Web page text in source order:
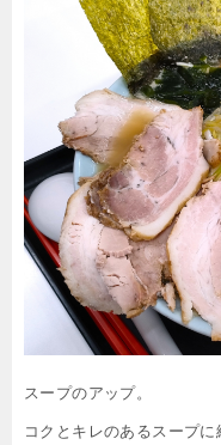
スープのアップ。
コクとキレのあるスープに